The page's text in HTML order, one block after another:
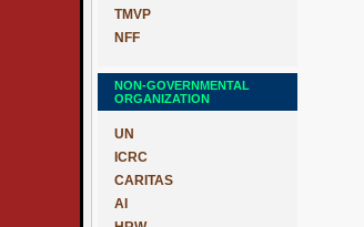
TMVP
NFF
NON-GOVERNMENTAL
ORGANIZATION
UN
ICRC
CARITAS
AI